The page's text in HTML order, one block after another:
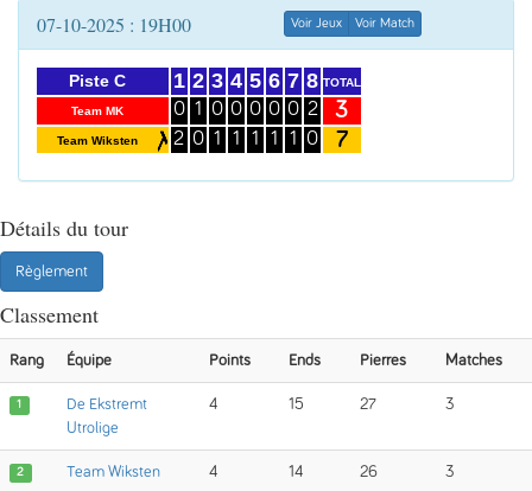
07-10-2025 : 19H00 Voir Jeux Voir Match
Piste C
Team MK
Team Wiksten
1
0
2
2
1
0
3
0
1
4
0
1
5
0
1
6
0
1
7
0
1
8
2
0
TOTAL
3
7
Détails du tour
Règlement
Classement
Rang Équipe Points Ends Pierres Matches
1
De Ekstremt
Utrolige
4 15 27 3
2 Team Wiksten 4 14 26 3